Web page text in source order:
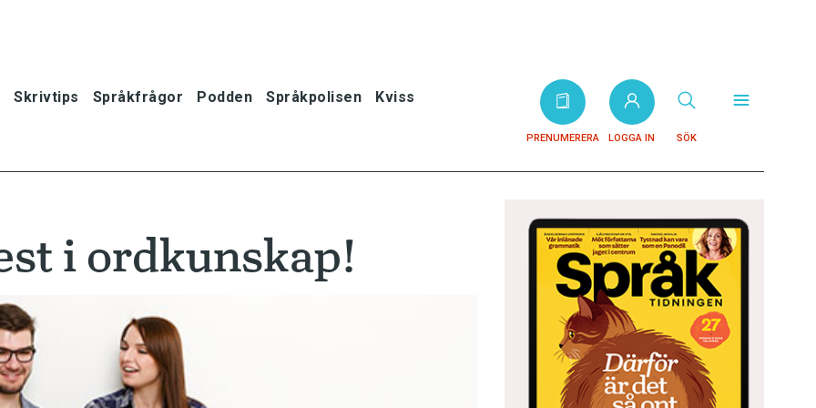
Skrivtips Språkfrågor Podden Språkpolisen Kviss
PRENUMERERA LOGGA IN SÖK
i ordkunskap!